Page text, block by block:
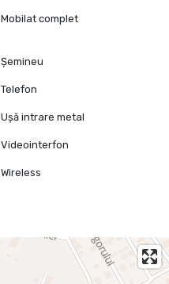
Mobilat complet
Șemineu
Telefon
Ușă intrare metal
Videointerfon
Wireless